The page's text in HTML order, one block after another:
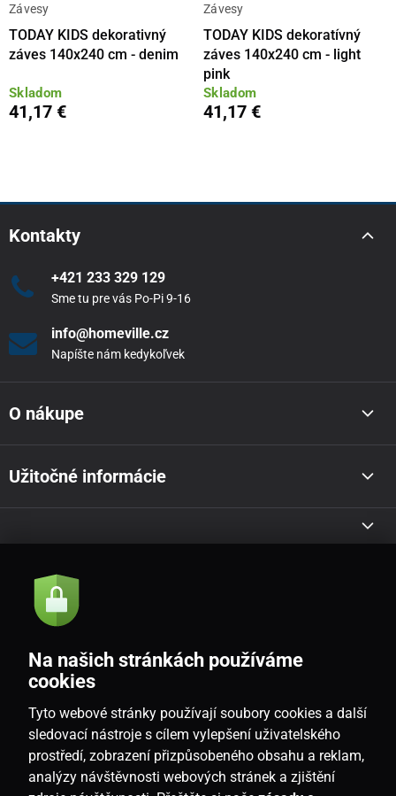
Závesy
TODAY KIDS dekorativný
záves 140x240 cm - denim
Skladom
41,17 €
Závesy
TODAY KIDS dekoratívný
záves 140x240 cm - light
pink
Skladom
41,17 €
Kontakty
+421 233 329 129
Sme tu pre vás Po-Pi 9-16
info@homeville.cz
Napíšte nám kedykoľvek
O nákupe
Užitočné informácie
Akcie a novinky e-mailom
Souhlasím sezásadami zpracování osobních údajů
SK
Na našich stránkách používáme
cookies
Tyto webové stránky používají soubory cookies a další
sledovací nástroje s cílem vylepšení uživatelského
prostředí, zobrazení přizpůsobeného obsahu a reklam,
analýzy návštěvnosti webových stránek a zjištění